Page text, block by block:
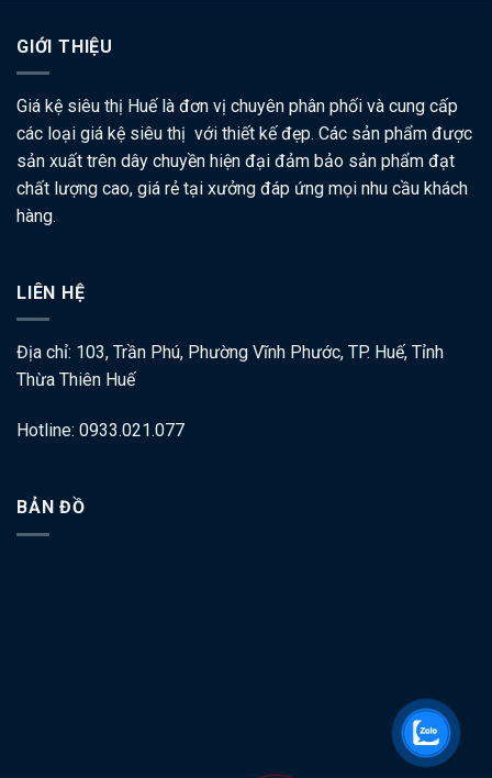
GIỚI THIỆU
Giá kệ siêu thị Huế là đơn vị chuyên phân phối và cung cấp
các loại giá kệ siêu thị với thiết kế đẹp. Các sản phẩm được
sản xuất trên dây chuyền hiện đại đảm bảo sản phẩm đạt
chất lượng cao, giá rẻ tại xưởng đáp ứng mọi nhu cầu khách
hàng.
LIÊN HỆ
Địa chỉ: 103, Trần Phú, Phường Vĩnh Phước, TP. Huế, Tỉnh
Thừa Thiên Huế
Hotline: 0933.021.077
BẢN ĐỒ